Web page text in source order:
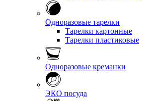
Одноразовые тарелки
Тарелки картонные
Тарелки пластиковые
Одноразовые креманки
ЭКО посуда